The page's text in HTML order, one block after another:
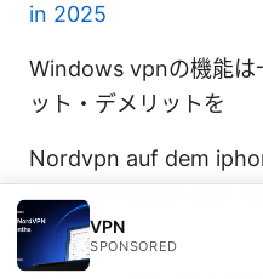
in 2025
Windows vpnの機能は
ット・デメリットを
Nordvpn auf dem
optimal nutzen dein
2026 VPN
SPONSORED